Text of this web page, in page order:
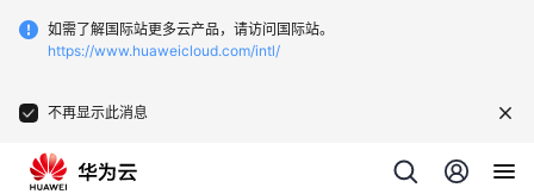
如需了解国际站更多云产品，请访问国际站。
https://www.huaweicloud.com/intl/
不再显示此消息